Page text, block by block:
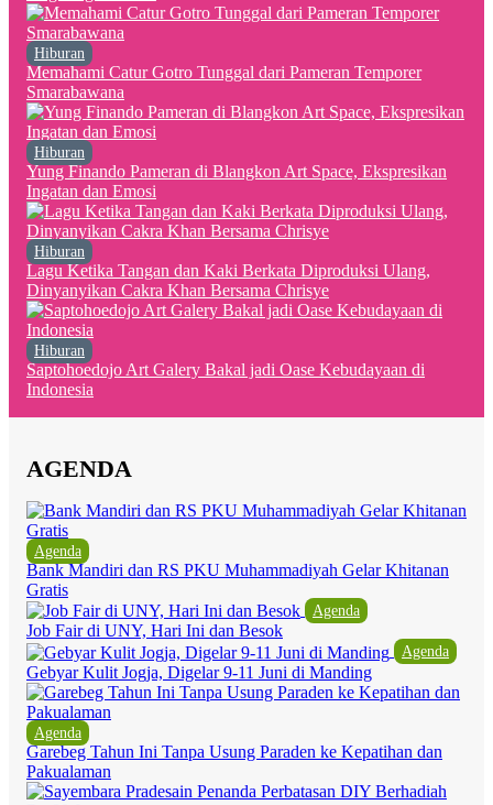
Hiburan
Memahami Catur Gotro Tunggal dari Pameran Temporer
Smarabawana
Hiburan
Yung Finando Pameran di Blangkon Art Space, Ekspresikan
Ingatan dan Emosi
Hiburan
Lagu Ketika Tangan dan Kaki Berkata Diproduksi Ulang,
Dinyanyikan Cakra Khan Bersama Chrisye
Hiburan
Saptohoedojo Art Galery Bakal jadi Oase Kebudayaan di
Indonesia
AGENDA
Agenda
Bank Mandiri dan RS PKU Muhammadiyah Gelar Khitanan
Gratis
Agenda
Job Fair di UNY, Hari Ini dan Besok
Agenda
Gebyar Kulit Jogja, Digelar 9-11 Juni di Manding
Agenda
Garebeg Tahun Ini Tanpa Usung Paraden ke Kepatihan dan
Pakualaman